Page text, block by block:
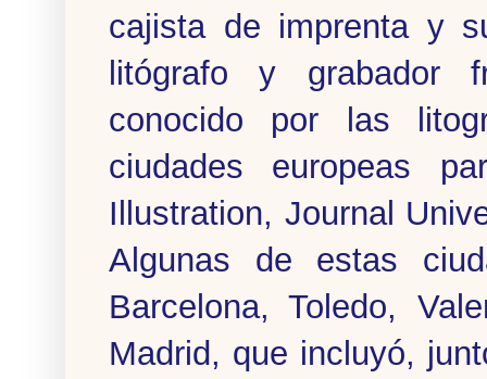
cajista de imprenta y
litógrafo y grabador
conocido por las
ciudades europeas
Illustration, Journal
Algunas de estas
Barcelona, Toledo,
Madrid, que incluyó,